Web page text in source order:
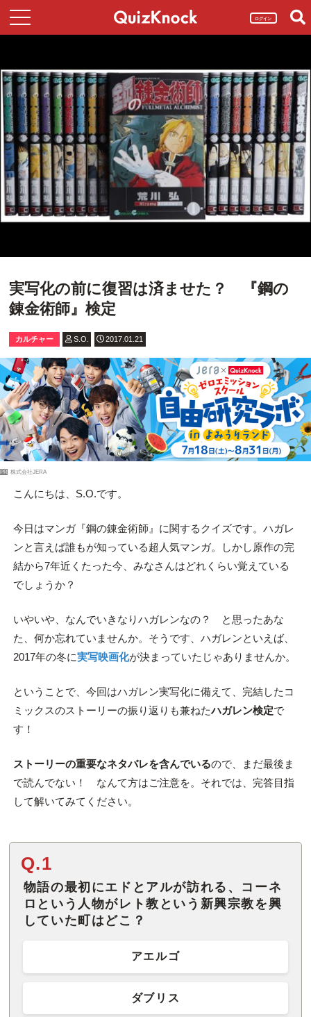
ログイン
実写化の前に復習は済ませた？ 『鋼の
錬金術師』検定
カルチャー S.O. 2017.01.21
PR 株式会社JERA
こんにちは、S.O.です。
今日はマンガ『鋼の錬金術師』に関するクイズです。ハガレ
ンと言えば誰もが知っている超人気マンガ。しかし原作の完
結から7年近くたった今、みなさんはどれくらい覚えている
でしょうか？
いやいや、なんでいきなりハガレンなの？ と思ったあな
た、何か忘れていませんか。そうです、ハガレンといえば、
2017年の冬に実写映画化が決まっていたじゃありませんか。
ということで、今回はハガレン実写化に備えて、完結したコ
ミックスのストーリーの振り返りも兼ねたハガレン検定で
す！
ストーリーの重要なネタバレを含んでいるので、まだ最後ま
で読んでない！ なんて方はご注意を。それでは、完答目指
して解いてみてください。
Q.1
物語の最初にエドとアルが訪れる、コーネ
ロという人物がレト教という新興宗教を興
していた町はどこ？
アエルゴ
ダブリス